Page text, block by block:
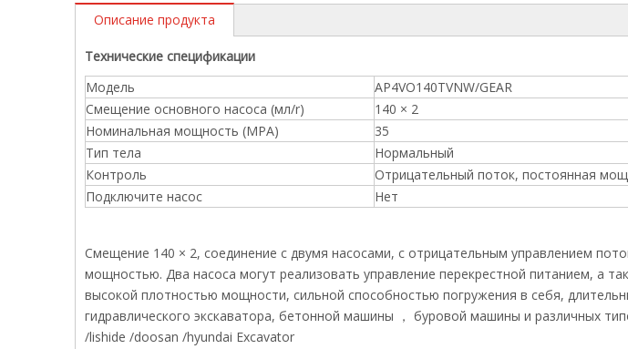
Описание продукта
Технические спецификации
Модель
AP4VO140TVNW/GEAR
Смещение основного насоса (мл/r)
140 × 2
Номинальная мощность (MPA)
35
Тип тела
Нормальный
Контроль
Отрицательный поток, постоянная
Подключите насос
Нет
Смещение 140 × 2, соединение с двумя насосами, с отрицательным управлением
мощностью. Два насоса могут реализовать управление перекрестной питанием, а
высокой плотностью мощности, сильной способностью погружения в себя,
гидравлического экскаватора, бетонной машины ， буровой машины и различных
/lishide /doosan /hyundai Excavator